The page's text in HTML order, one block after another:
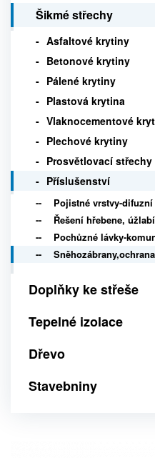
Šikmé střechy
Asfaltové krytiny
Betonové krytiny
Pálené krytiny
Plastová krytina
Vlaknocementové
Plechové krytiny
Prosvětlovací střechy
Příslušenství
Pojistné vrstvy-
Řešení hřebene,
Pochůzné lávky-
Doplňky ke střeše
Tepelné izolace
Dřevo
Stavebniny